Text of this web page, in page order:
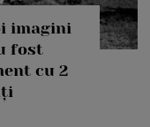
imagini
fost
cu 2